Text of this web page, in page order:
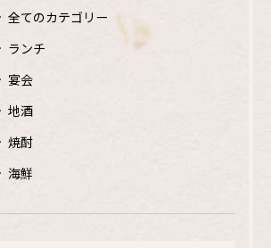
全てのカテゴリー
ランチ
宴会
地酒
焼酎
海鮮